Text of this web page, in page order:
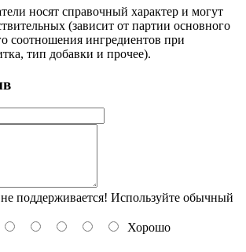
носят справочный характер и могут
(зависит от партии основного
соотношения ингредиентов при
тип добавки и прочее).
поддерживается! Используйте обычный
Хорошо